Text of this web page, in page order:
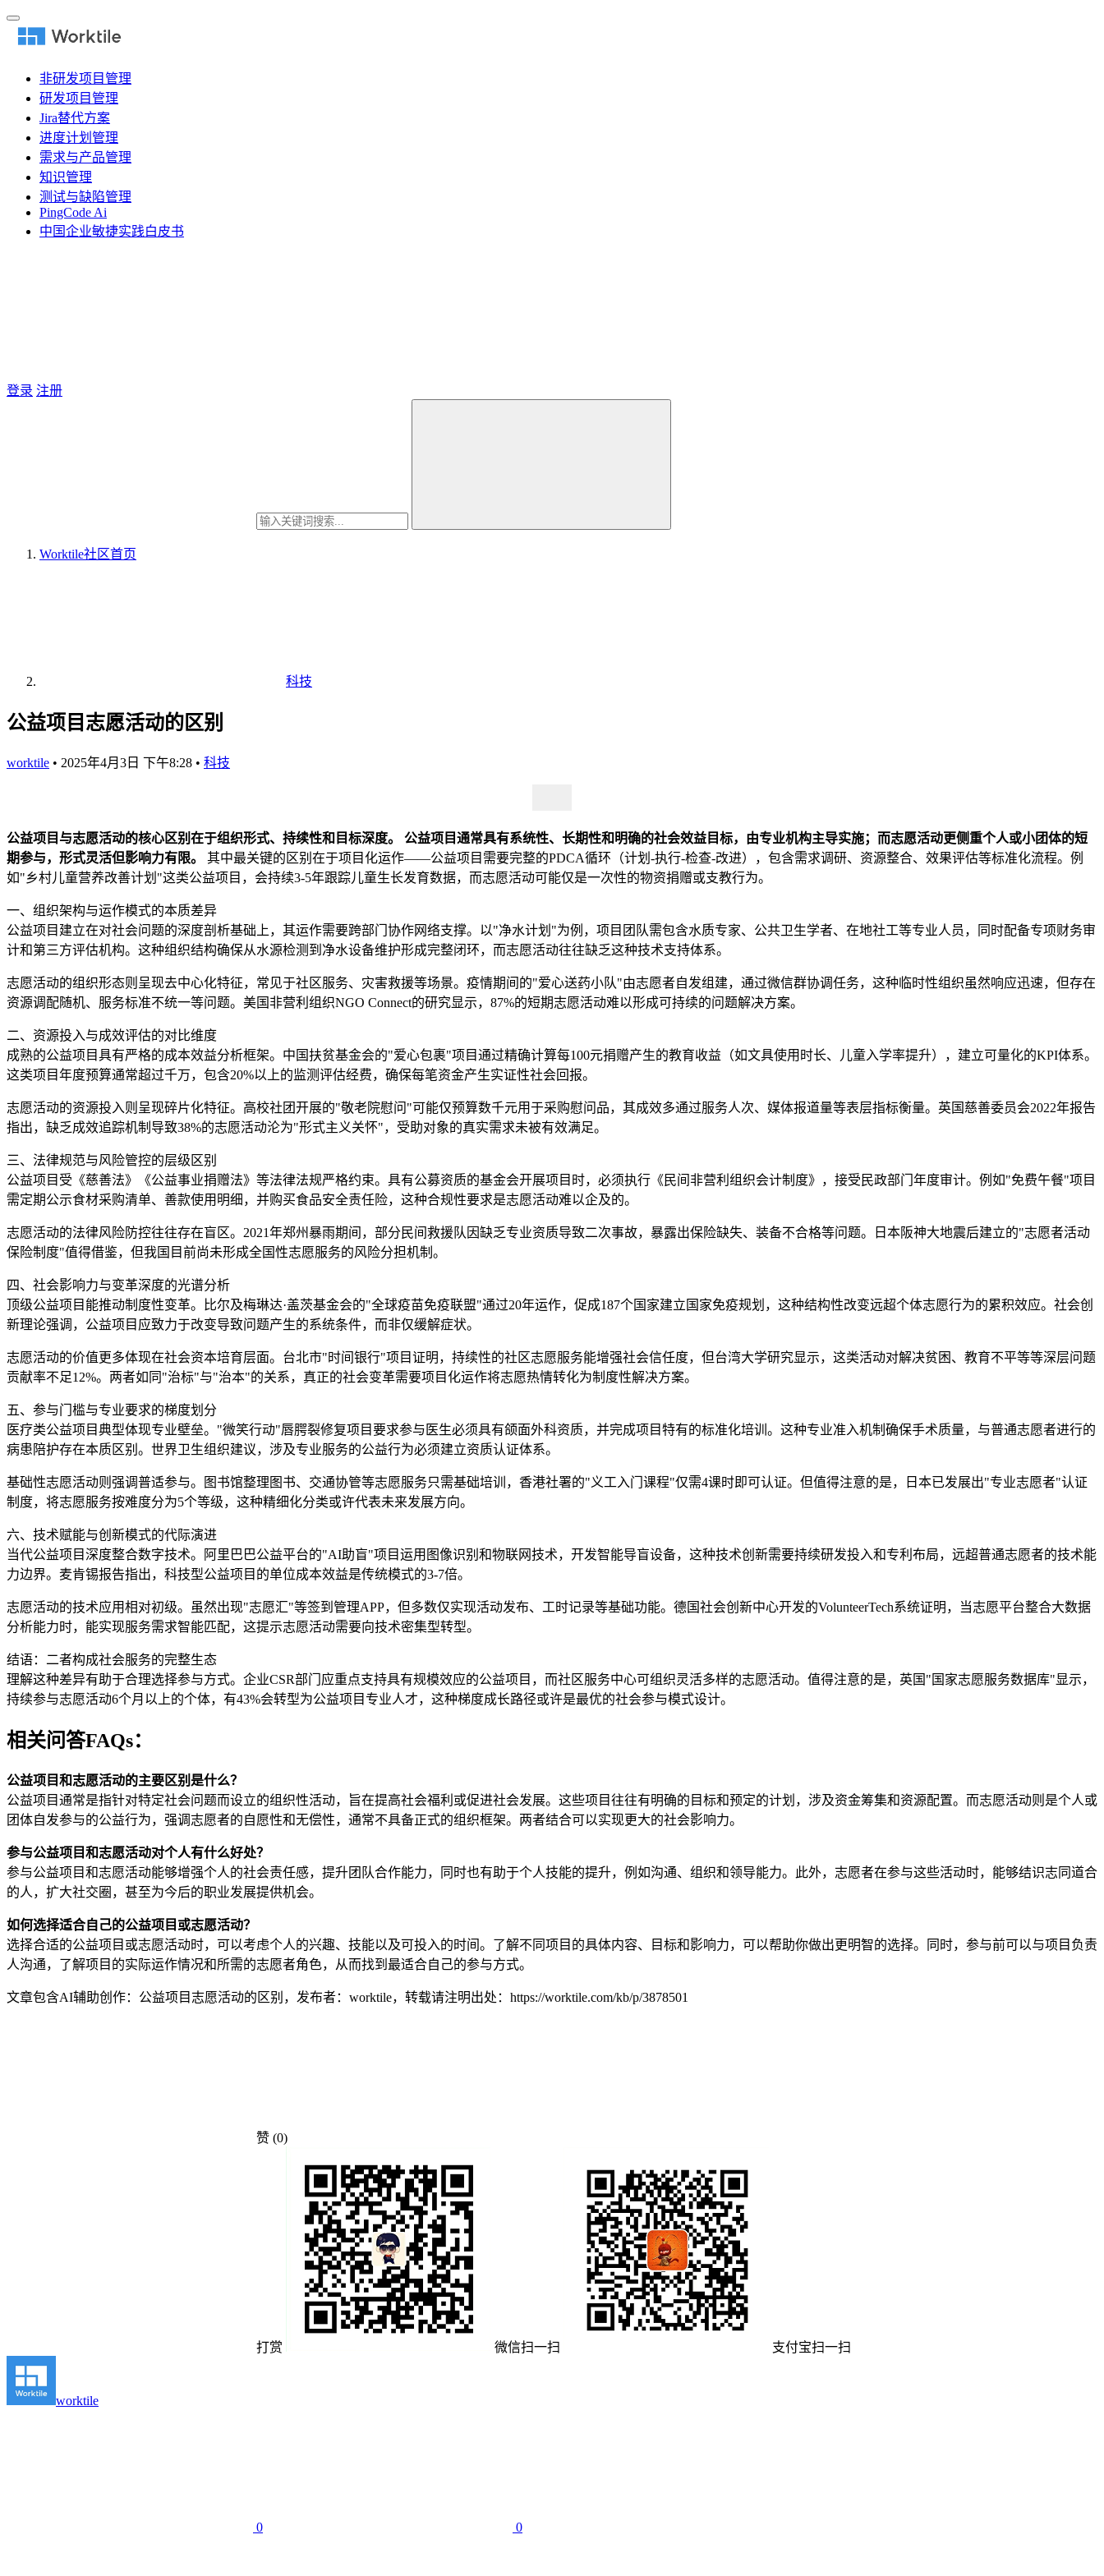
非研发项目管理
研发项目管理
Jira替代方案
进度计划管理
需求与产品管理
知识管理
测试与缺陷管理
PingCode Ai
中国企业敏捷实践白皮书
登录 注册
Worktile社区首页
科技
公益项目志愿活动的区别
worktile • 2025年4月3日 下午8:28 • 科技
公益项目与志愿活动的核心区别在于组织形式、持续性和目标深度。
公益项目通常具有系统性、长期性和明确的社会效益目标，由专业机构主导实施；而志愿活动更侧重个人或小团体的短
期参与，形式灵活但影响力有限。
其中最关键的区别在于项目化运作——公益项目需要完整的PDCA循环（计划-执行-检查-改进），包含需求调研、资源整合、效果评估等标准化流程。例
如"乡村儿童营养改善计划"这类公益项目，会持续3-5年跟踪儿童生长发育数据，而志愿活动可能仅是一次性的物资捐赠或支教行为。
一、组织架构与运作模式的本质差异
公益项目建立在对社会问题的深度剖析基础上，其运作需要跨部门协作网络支撑。以"净水计划"为例，项目团队需包含水质专家、公共卫生学者、在地社工等专业人员，同时配备专项财务审
计和第三方评估机构。这种组织结构确保从水源检测到净水设备维护形成完整闭环，而志愿活动往往缺乏这种技术支持体系。
志愿活动的组织形态则呈现去中心化特征，常见于社区服务、灾害救援等场景。疫情期间的"爱心送药小队"由志愿者自发组建，通过微信群协调任务，这种临时性组织虽然响应迅速，但存在
资源调配随机、服务标准不统一等问题。美国非营利组织NGO Connect的研究显示，87%的短期志愿活动难以形成可持续的问题解决方案。
二、资源投入与成效评估的对比维度
成熟的公益项目具有严格的成本效益分析框架。中国扶贫基金会的"爱心包裹"项目通过精确计算每100元捐赠产生的教育收益（如文具使用时长、儿童入学率提升），建立可量化的KPI体系。
这类项目年度预算通常超过千万，包含20%以上的监测评估经费，确保每笔资金产生实证性社会回报。
志愿活动的资源投入则呈现碎片化特征。高校社团开展的"敬老院慰问"可能仅预算数千元用于采购慰问品，其成效多通过服务人次、媒体报道量等表层指标衡量。英国慈善委员会2022年报告
指出，缺乏成效追踪机制导致38%的志愿活动沦为"形式主义关怀"，受助对象的真实需求未被有效满足。
三、法律规范与风险管控的层级区别
公益项目受《慈善法》《公益事业捐赠法》等法律法规严格约束。具有公募资质的基金会开展项目时，必须执行《民间非营利组织会计制度》，接受民政部门年度审计。例如"免费午餐"项目
需定期公示食材采购清单、善款使用明细，并购买食品安全责任险，这种合规性要求是志愿活动难以企及的。
志愿活动的法律风险防控往往存在盲区。2021年郑州暴雨期间，部分民间救援队因缺乏专业资质导致二次事故，暴露出保险缺失、装备不合格等问题。日本阪神大地震后建立的"志愿者活动
保险制度"值得借鉴，但我国目前尚未形成全国性志愿服务的风险分担机制。
四、社会影响力与变革深度的光谱分析
顶级公益项目能推动制度性变革。比尔及梅琳达·盖茨基金会的"全球疫苗免疫联盟"通过20年运作，促成187个国家建立国家免疫规划，这种结构性改变远超个体志愿行为的累积效应。社会创
新理论强调，公益项目应致力于改变导致问题产生的系统条件，而非仅缓解症状。
志愿活动的价值更多体现在社会资本培育层面。台北市"时间银行"项目证明，持续性的社区志愿服务能增强社会信任度，但台湾大学研究显示，这类活动对解决贫困、教育不平等等深层问题
贡献率不足12%。两者如同"治标"与"治本"的关系，真正的社会变革需要项目化运作将志愿热情转化为制度性解决方案。
五、参与门槛与专业要求的梯度划分
医疗类公益项目典型体现专业壁垒。"微笑行动"唇腭裂修复项目要求参与医生必须具有颌面外科资质，并完成项目特有的标准化培训。这种专业准入机制确保手术质量，与普通志愿者进行的
病患陪护存在本质区别。世界卫生组织建议，涉及专业服务的公益行为必须建立资质认证体系。
基础性志愿活动则强调普适参与。图书馆整理图书、交通协管等志愿服务只需基础培训，香港社署的"义工入门课程"仅需4课时即可认证。但值得注意的是，日本已发展出"专业志愿者"认证
制度，将志愿服务按难度分为5个等级，这种精细化分类或许代表未来发展方向。
六、技术赋能与创新模式的代际演进
当代公益项目深度整合数字技术。阿里巴巴公益平台的"AI助盲"项目运用图像识别和物联网技术，开发智能导盲设备，这种技术创新需要持续研发投入和专利布局，远超普通志愿者的技术能
力边界。麦肯锡报告指出，科技型公益项目的单位成本效益是传统模式的3-7倍。
志愿活动的技术应用相对初级。虽然出现"志愿汇"等签到管理APP，但多数仅实现活动发布、工时记录等基础功能。德国社会创新中心开发的VolunteerTech系统证明，当志愿平台整合大数据
分析能力时，能实现服务需求智能匹配，这提示志愿活动需要向技术密集型转型。
结语：二者构成社会服务的完整生态
理解这种差异有助于合理选择参与方式。企业CSR部门应重点支持具有规模效应的公益项目，而社区服务中心可组织灵活多样的志愿活动。值得注意的是，英国"国家志愿服务数据库"显示，
持续参与志愿活动6个月以上的个体，有43%会转型为公益项目专业人才，这种梯度成长路径或许是最优的社会参与模式设计。
相关问答FAQs：
公益项目和志愿活动的主要区别是什么？
公益项目通常是指针对特定社会问题而设立的组织性活动，旨在提高社会福利或促进社会发展。这些项目往往有明确的目标和预定的计划，涉及资金筹集和资源配置。而志愿活动则是个人或
团体自发参与的公益行为，强调志愿者的自愿性和无偿性，通常不具备正式的组织框架。两者结合可以实现更大的社会影响力。
参与公益项目和志愿活动对个人有什么好处？
参与公益项目和志愿活动能够增强个人的社会责任感，提升团队合作能力，同时也有助于个人技能的提升，例如沟通、组织和领导能力。此外，志愿者在参与这些活动时，能够结识志同道合
的人，扩大社交圈，甚至为今后的职业发展提供机会。
如何选择适合自己的公益项目或志愿活动？
选择合适的公益项目或志愿活动时，可以考虑个人的兴趣、技能以及可投入的时间。了解不同项目的具体内容、目标和影响力，可以帮助你做出更明智的选择。同时，参与前可以与项目负责
人沟通，了解项目的实际运作情况和所需的志愿者角色，从而找到最适合自己的参与方式。
文章包含AI辅助创作：公益项目志愿活动的区别，发布者：worktile，转载请注明出处： https://worktile.com/kb/p/3878501
赞 (0)
打赏 微信扫一扫 支付宝扫一扫
worktile
0 0